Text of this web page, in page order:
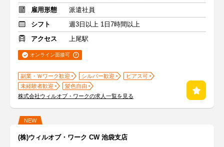
雇用形態
派遣社員
シフト
週3日以上 1日7時間以上
アクセス
上尾駅
オンライン面接可
副業・Ｗワーク歓迎 シルバー歓迎
ピアス可
未経験者歓迎
髪色自由
株式会社ウィルオブ・ワークの求人一覧を見る
NEW
(株)ウィルオブ・ワーク CW 池袋支店